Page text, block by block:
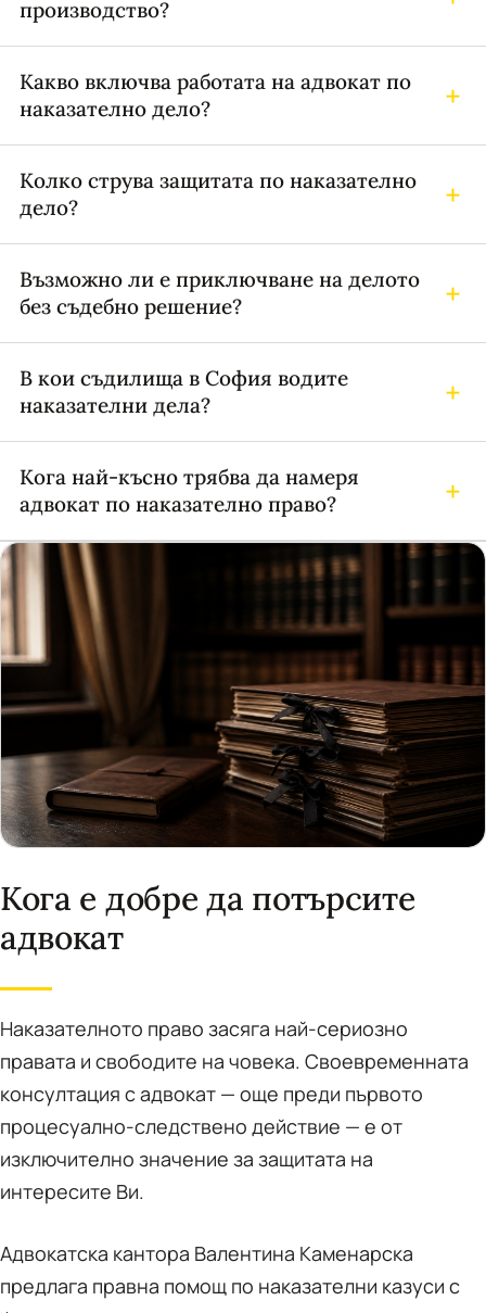
производство?
Какво включва работата на адвокат по
наказателно дело?
Колко струва защитата по наказателно
дело?
Възможно ли е приключване на делото
без съдебно решение?
В кои съдилища в София водите
наказателни дела?
Кога най-късно трябва да намеря
адвокат по наказателно право?
Кога е добре да потърсите
адвокат
Наказателното право засяга най-сериозно
правата и свободите на човека. Своевременната
консултация с адвокат — още преди първото
процесуално-следствено действие — е от
изключително значение за защитата на
интересите Ви.
Адвокатска кантора Валентина Каменарска
предлага правна помощ по наказателни казуси с